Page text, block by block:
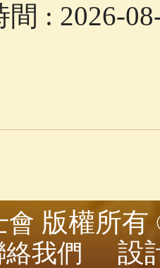
: 2026-
會 版權所
我們
設